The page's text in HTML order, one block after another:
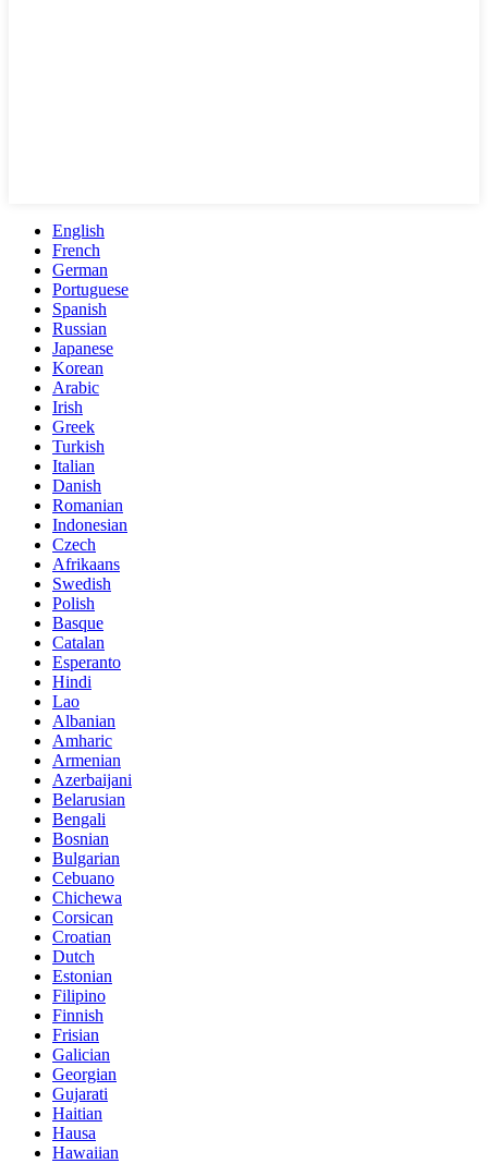
English
French
German
Portuguese
Spanish
Russian
Japanese
Korean
Arabic
Irish
Greek
Turkish
Italian
Danish
Romanian
Indonesian
Czech
Afrikaans
Swedish
Polish
Basque
Catalan
Esperanto
Hindi
Lao
Albanian
Amharic
Armenian
Azerbaijani
Belarusian
Bengali
Bosnian
Bulgarian
Cebuano
Chichewa
Corsican
Croatian
Dutch
Estonian
Filipino
Finnish
Frisian
Galician
Georgian
Gujarati
Haitian
Hausa
Hawaiian